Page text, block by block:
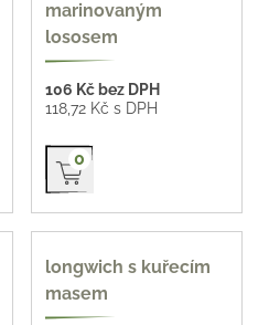
marinovaným
lososem
106 Kč bez DPH
118,72 Kč s DPH
Přidat do košíku
0
longwich s kuřecím
masem